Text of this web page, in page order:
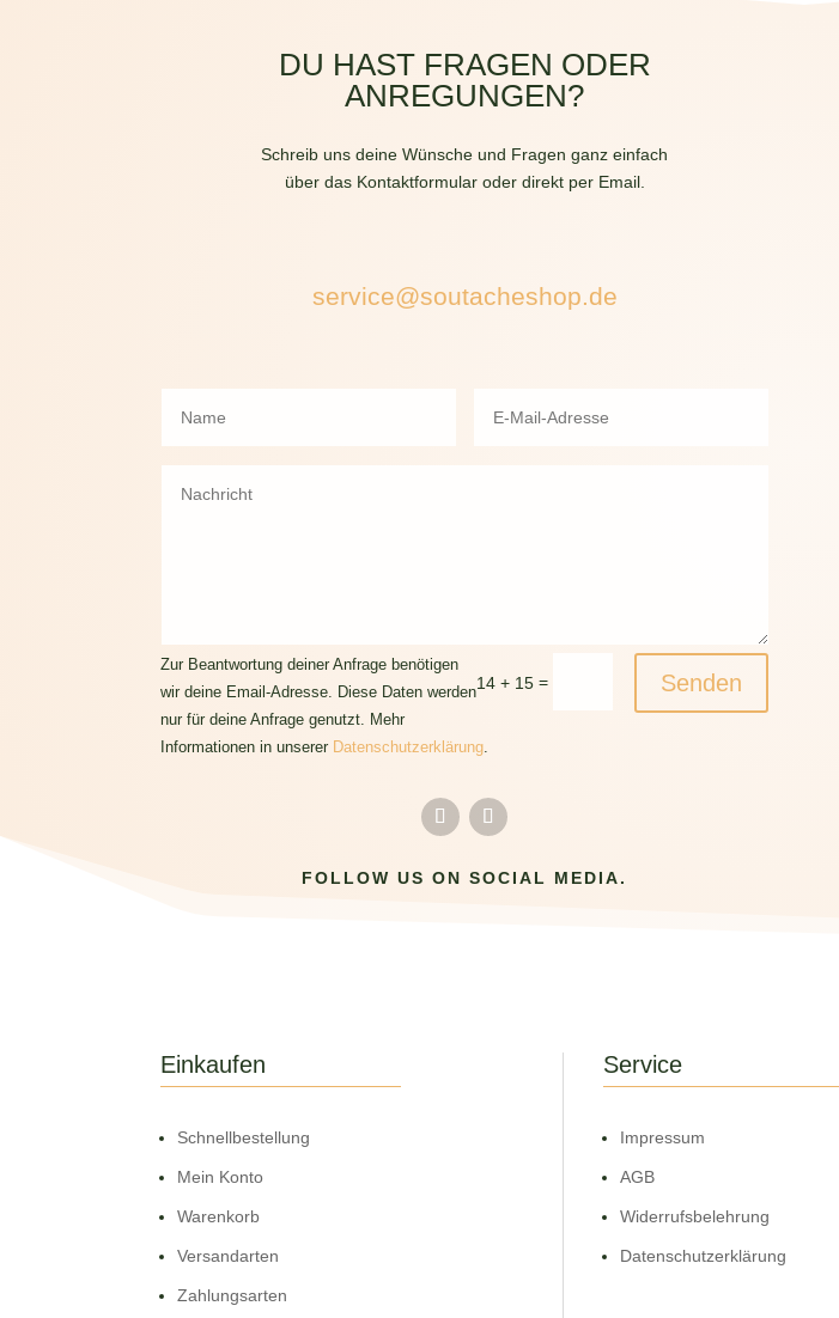
DU HAST FRAGEN ODER
ANREGUNGEN?
Schreib uns deine Wünsche und Fragen ganz einfach
über das Kontaktformular oder direkt per Email.
service@soutacheshop.de
14 + 15 = Senden
Zur Beantwortung deiner Anfrage benötigen
wir deine Email-Adresse. Diese Daten werden
nur für deine Anfrage genutzt. Mehr
Informationen in unserer Datenschutzerklärung.
FOLLOW US ON SOCIAL MEDIA.
Einkaufen
Schnell­bestellung
Mein Konto
Warenkorb
Versandarten
Zahlungsarten
Service
Impressum
AGB
Widerrufsbelehrung
Datenschutzerklärung